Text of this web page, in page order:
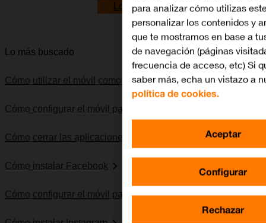
Lo quiero
Lo más buscado
Cómo utilizar el móvil como punto de acceso personal
Cómo configurar el móvil para MMS
Cómo cerrar las aplicaciones en segundo plano
Cómo instalar Facebook
Cómo configurar el móvil para internet
para analizar cómo utilizas
personalizar los contenidos y
que te mostramos en base a
de navegación (páginas
frecuencia de acceso, etc) Si
saber más, echa un vistazo a
política de cookies.
Configurar
Rechazar
Aceptar